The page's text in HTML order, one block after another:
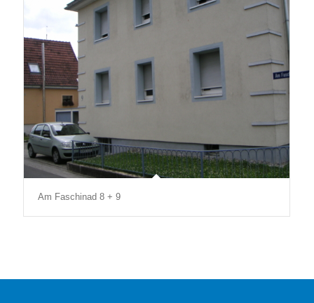
Am Faschinad 8 + 9